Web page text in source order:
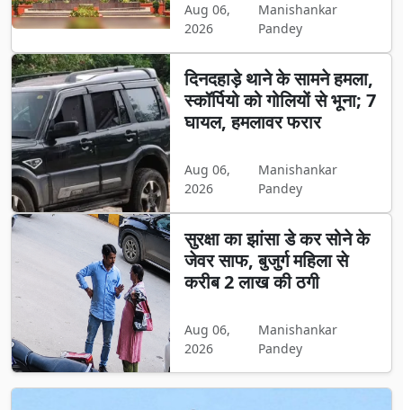
Aug 06,
2026
Manishankar
Pandey
दिनदहाड़े थाने के सामने हमला,
स्कॉर्पियो को गोलियों से भूना; 7
घायल, हमलावर फरार
Aug 06,
2026
Manishankar
Pandey
सुरक्षा का झांसा डे कर सोने के
जेवर साफ, बुजुर्ग महिला से
करीब 2 लाख की ठगी
Aug 06,
2026
Manishankar
Pandey